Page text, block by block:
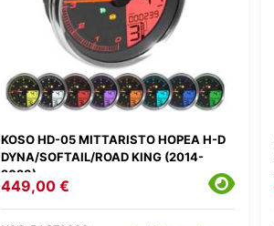
KOSO HD-05 MITTARISTO HOPEA H-D
DYNA/SOFTAIL/ROAD KING (2014-
2023)
449,00 €